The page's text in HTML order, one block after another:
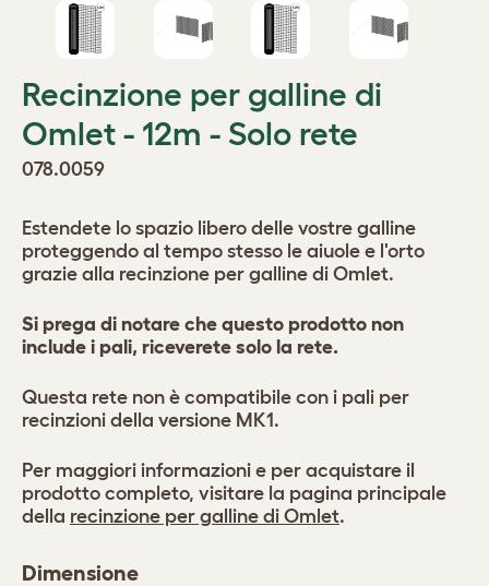
Recinzione per galline di
Omlet - 12m - Solo rete
078.0059
Dimensione
Estendete lo spazio libero delle vostre galline
proteggendo al tempo stesso le aiuole e l'orto
grazie alla recinzione per galline di Omlet.
Si prega di notare che questo prodotto non
include i pali, riceverete solo la rete.
Questa rete non è compatibile con i pali per
recinzioni della versione MK1.
Per maggiori informazioni e per acquistare il
prodotto completo, visitare la pagina principale
della recinzione per galline di Omlet.